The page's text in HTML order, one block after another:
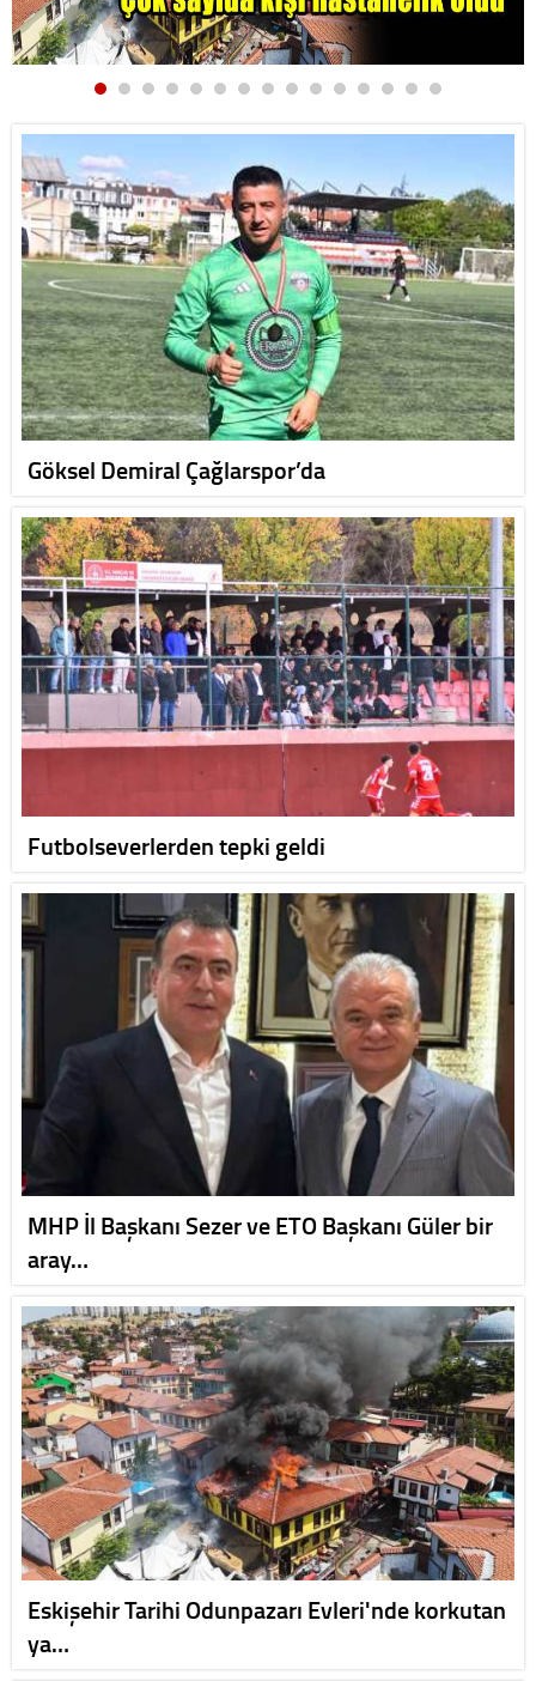
Göksel Demiral Çağlarspor’da
Futbolseverlerden tepki geldi
MHP İl Başkanı Sezer ve ETO Başkanı Güler bir
aray…
Eskişehir Tarihi Odunpazarı Evleri'nde korkutan
ya…